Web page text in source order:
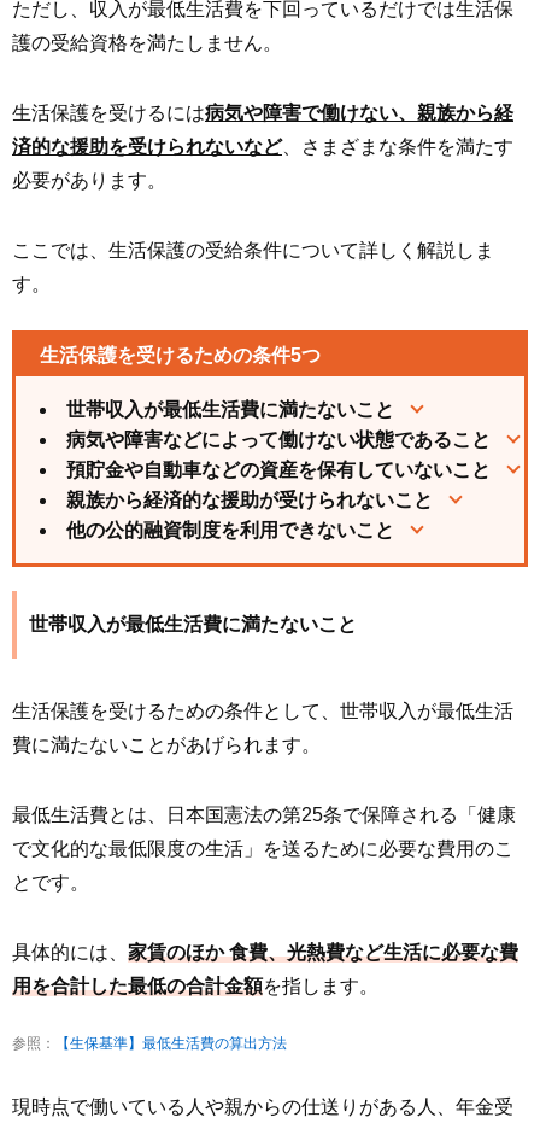
ただし、収入が最低生活費を下回っているだけでは生活保
護の受給資格を満たしません。
生活保護を受けるには病気や障害で働けない、親族から経
済的な援助を受けられないなど、さまざまな条件を満たす
必要があります。
ここでは、生活保護の受給条件について詳しく解説しま
す。
生活保護を受けるための条件5つ
世帯収入が最低生活費に満たないこと
病気や障害などによって働けない状態であること
預貯金や自動車などの資産を保有していないこと
親族から経済的な援助が受けられないこと
他の公的融資制度を利用できないこと
世帯収入が最低生活費に満たないこと
生活保護を受けるための条件として、世帯収入が最低生活
費に満たないことがあげられます。
最低生活費とは、日本国憲法の第25条で保障される「健康
で文化的な最低限度の生活」を送るために必要な費用のこ
とです。
具体的には、 家賃のほか 食費、光熱費など生活に必要な費
用を合計した最低の合計金額を指します。
参照： 【生保基準】最低生活費の算出方法
現時点で働いている人や親からの仕送りがある人、年金受